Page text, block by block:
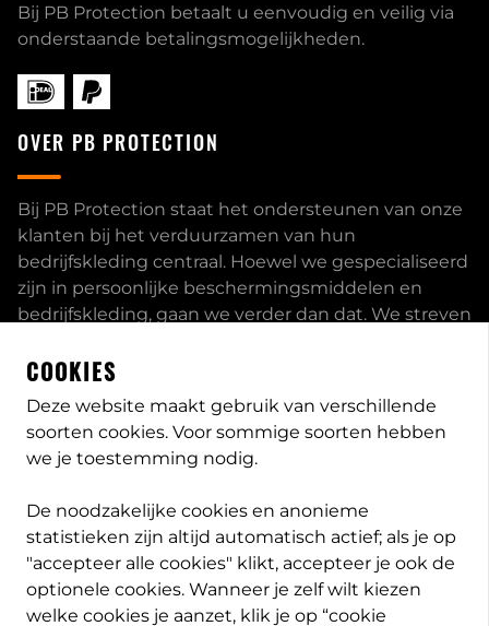
Bij PB Protection betaalt u eenvoudig en veilig via
onderstaande betalingsmogelijkheden.
OVER PB PROTECTION
Bij PB Protection staat het ondersteunen van onze
klanten bij het verduurzamen van hun
bedrijfskleding centraal. Hoewel we gespecialiseerd
zijn in persoonlijke beschermingsmiddelen en
bedrijfskleding, gaan we verder dan dat. We streven
bieden een uitgebreid servicepakket aan, inclusief
Dit zijn enkele van onze mogelijkheden. Heeft u
speciale wensen, neemcontact
PB-Protection
info@pb-protection.nl
COOKIES
Deze website maakt gebruik van verschillende
soorten cookies. Voor sommige soorten hebben
we je toestemming nodig.
De noodzakelijke cookies en anonieme
statistieken zijn altijd automatisch actief; als je op
"accepteer alle cookies" klikt, accepteer je ook de
optionele cookies. Wanneer je zelf wilt kiezen
welke cookies je aanzet, klik je op “cookie